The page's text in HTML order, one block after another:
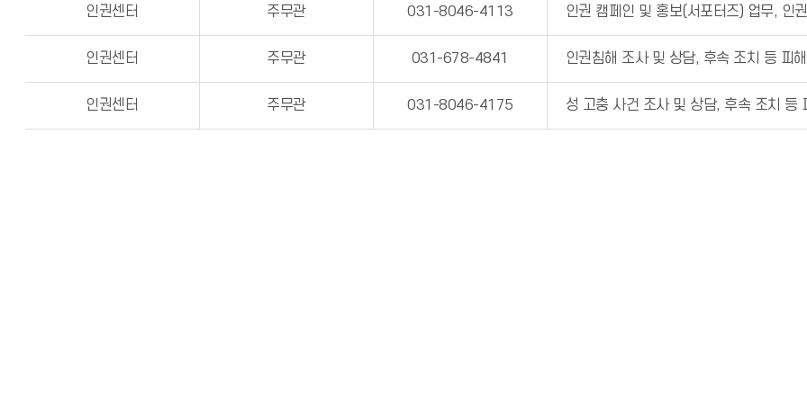
인권센터 주무관 031-8046-4113 인권 캠페인 및 홍보(서포터즈) 업무, 인
인권센터 주무관 031-678-4841 인권침해 조사 및 상담, 후속 조치 등 피
인권센터 주무관 031-8046-4175 성 고충 사건 조사 및 상담, 후속 조치 등